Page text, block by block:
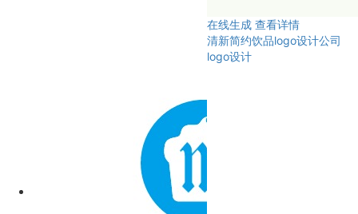
在线生成 查看详情
清新简约饮品logo设计公司
logo设计